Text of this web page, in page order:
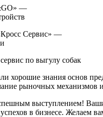
—
Сервис» —
по выгулу собак
хорошие знания основ
рыночных механизмов
выступлением!
в бизнесе. Желаем